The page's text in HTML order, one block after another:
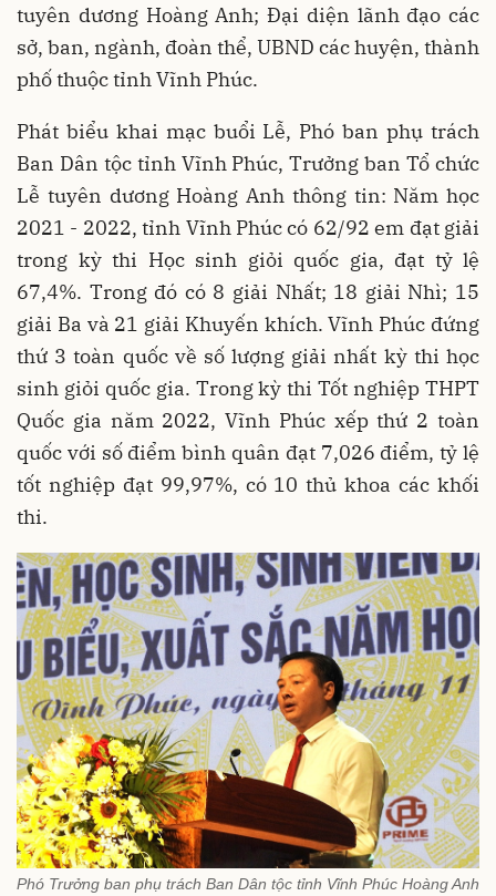
tuyên dương Hoàng Anh; Đại diện lãnh đạo các
sở, ban, ngành, đoàn thể, UBND các huyện, thành
phố thuộc tỉnh Vĩnh Phúc.
Phát biểu khai mạc buổi Lễ, Phó ban phụ trách
Ban Dân tộc tỉnh Vĩnh Phúc, Trưởng ban Tổ chức
Lễ tuyên dương Hoàng Anh thông tin: Năm học
2021 - 2022, tỉnh Vĩnh Phúc có 62/92 em đạt giải
trong kỳ thi Học sinh giỏi quốc gia, đạt tỷ lệ
67,4%. Trong đó có 8 giải Nhất; 18 giải Nhì; 15
giải Ba và 21 giải Khuyến khích. Vĩnh Phúc đứng
thứ 3 toàn quốc về số lượng giải nhất kỳ thi học
sinh giỏi quốc gia. Trong kỳ thi Tốt nghiệp THPT
Quốc gia năm 2022, Vĩnh Phúc xếp thứ 2 toàn
quốc với số điểm bình quân đạt 7,026 điểm, tỷ lệ
tốt nghiệp đạt 99,97%, có 10 thủ khoa các khối
thi.
Phó Trưởng ban phụ trách Ban Dân tộc tỉnh Vĩnh Phúc Hoàng Anh